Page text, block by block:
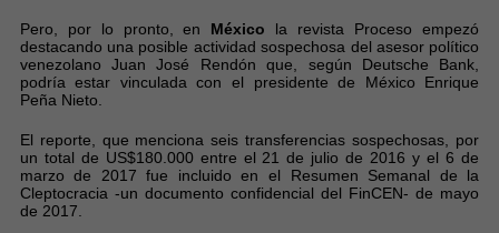
Pero, por lo pronto, en México la revista Proceso empezó
destacando una posible actividad sospechosa del asesor político
venezolano Juan José Rendón que, según Deutsche Bank,
podría estar vinculada con el presidente de México Enrique
Peña Nieto.
El reporte, que menciona seis transferencias sospechosas, por
un total de US$180.000 entre el 21 de julio de 2016 y el 6 de
marzo de 2017 fue incluido en el Resumen Semanal de la
Cleptocracia -un documento confidencial del FinCEN- de mayo
de 2017.